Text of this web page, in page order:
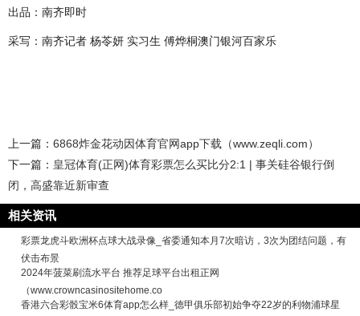
出品：南齐即时
采写：南齐记者 杨苓妍 实习生 傅烨桐澳门银河百家乐
上一篇： 6868炸金花动因体育官网app下载（www.zeqli.com）
下一篇： 皇冠体育(正网)体育彩票怎么买比分2:1 | 事关硅谷银行倒
闭，高盛靠近新审查
相关资讯
彩票龙虎斗欧洲杯点球大战录像_省委通知本月7次暗访，3次为团结问题，有
伏击布景
2024年菠菜刷流水平台 推荐足球平台出租正网
（www.crowncasinositehome.co
香港六合彩骰宝米6体育app怎么样_德甲俱乐部初始争夺22岁的利物浦球星